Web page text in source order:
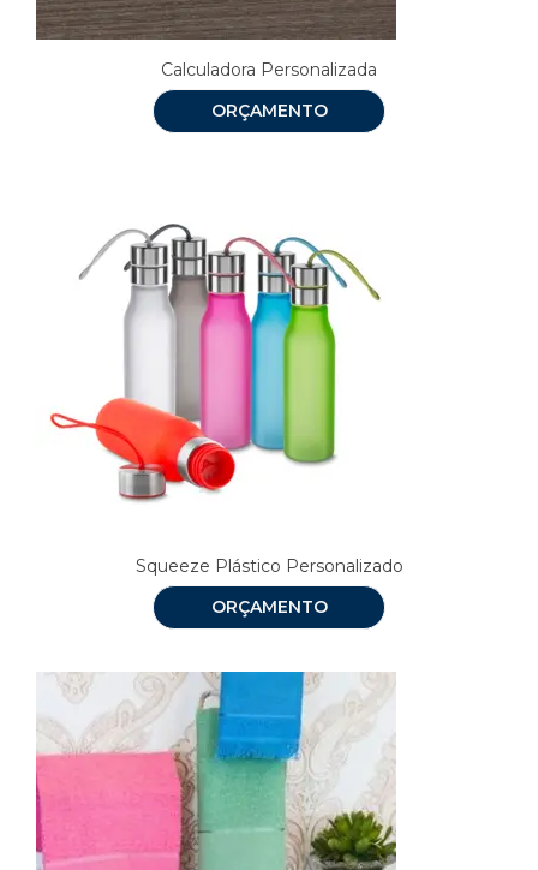
Calculadora Personalizada
ORÇAMENTO
Squeeze Plástico Personalizado
ORÇAMENTO